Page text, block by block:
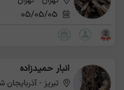
انبار حمیدزاده
تبریز - آذربایجان